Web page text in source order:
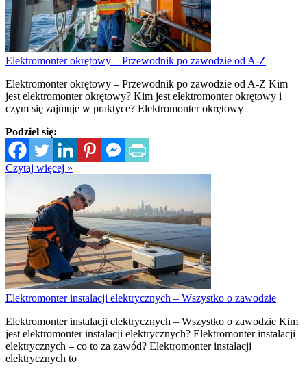
Elektromonter okrętowy – Przewodnik po zawodzie od A-Z
Elektromonter okrętowy – Przewodnik po zawodzie od A-Z Kim
jest elektromonter okrętowy? Kim jest elektromonter okrętowy i
czym się zajmuje w praktyce? Elektromonter okrętowy
Podziel się:
Czytaj więcej »
Elektromonter instalacji elektrycznych – Wszystko o zawodzie
Elektromonter instalacji elektrycznych – Wszystko o zawodzie Kim
jest elektromonter instalacji elektrycznych? Elektromonter instalacji
elektrycznych – co to za zawód? Elektromonter instalacji
elektrycznych to